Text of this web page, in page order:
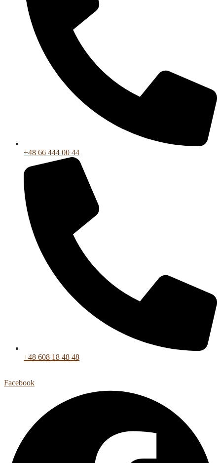
+48 66 444 00 44
+48 608 18 48 48
Facebook